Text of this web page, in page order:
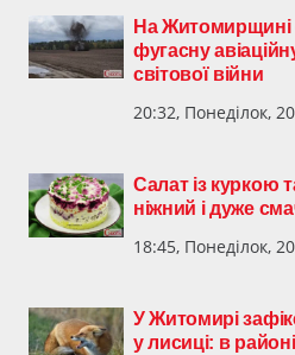
На Житомирщині
фугасну
світової війни
20:32, Понеділок,
Салат із куркою
ніжний і дуже
18:45, Понеділок,
У Житомирі
у лисиці: в